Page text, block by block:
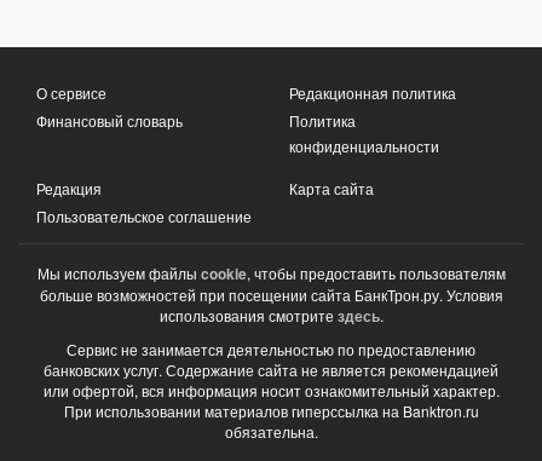
О сервисе
Финансовый словарь
Редакционная политика
Политика
конфиденциальности
Редакция
Пользовательское соглашение
Карта сайта
Мы используем файлы cookie, чтобы предоставить пользователям
больше возможностей при посещении сайта БанкТрон.ру. Условия
использования смотрите здесь.
Сервис не занимается деятельностью по предоставлению
банковских услуг. Содержание сайта не является рекомендацией
или офертой, вся информация носит ознакомительный характер.
При использовании материалов гиперссылка на Banktron.ru
обязательна.